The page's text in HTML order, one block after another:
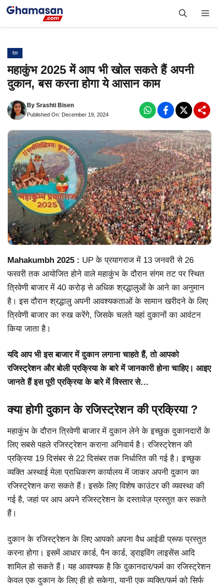
Skip
देश
महाकुंभ 2025 में आप भी खोल सकते हैं अपनी
दुकान, बस करना होगा ये आसान काम
By Srashti Bisen
Published On: December 19, 2024
Mahakumbh 2025 : UP के प्रयागराज में 13 जनवरी से 26
फरवरी तक आयोजित होने वाले महाकुंभ के दौरान संगम तट पर स्थित
त्रिवेणी बाजार में 40 करोड़ से अधिक श्रद्धालुओं के आने का अनुमान
है। इस दौरान श्रद्धालु अपनी आवश्यकताओं के सामान खरीदने के लिए
त्रिवेणी बाजार का रुख करेंगे, जिसके चलते यहां दुकानों का आवंटन
किया जाता है।
यदि आप भी इस बाजार में दुकान लगाना चाहते हैं, तो आपको
रजिस्ट्रेशन और बोली प्रक्रिया के बारे में जानकारी होना चाहिए। आइए
जानते हैं इस पूरी प्रक्रिया के बारे में विस्तार से…
क्या होगी दुकान के रजिस्ट्रेशन की प्रक्रिया ?
महाकुंभ के दौरान त्रिवेणी बाजार में दुकान लेने के इच्छुक दुकानदारों के
लिए सबसे पहले रजिस्ट्रेशन कराना अनिवार्य है। रजिस्ट्रेशन की
प्रक्रिया 19 दिसंबर से 22 दिसंबर तक निर्धारित की गई है। इच्छुक
व्यक्ति अस्थाई मेला प्राधिकरण कार्यालय में जाकर अपनी दुकान का
रजिस्ट्रेशन करा सकते हैं। इसके लिए विशेष काउंटर की व्यवस्था की
गई है, जहां पर आप अपने रजिस्ट्रेशन के दस्तावेज़ प्रस्तुत कर सकते
हैं।
दुकान के रजिस्ट्रेशन के लिए आपको अपना वैध आईडी प्रूफ प्रस्तुत
करना होगा। इसमें आधार कार्ड, पैन कार्ड, ड्राइविंग लाइसेंस आदि
शामिल हो सकते हैं। यह आवश्यक है कि दुकानदार/फर्म का रजिस्ट्रेशन
केवल एक दुकान के लिए ही हो सकेगा, यानी एक व्यक्ति/फर्म को सिर्फ